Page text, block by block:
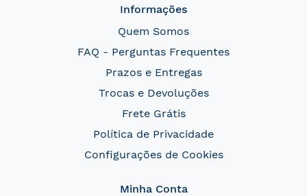
Informações
Quem Somos
FAQ - Perguntas Frequentes
Prazos e Entregas
Trocas e Devoluções
Frete Grátis
Política de Privacidade
Configurações de Cookies
Minha Conta